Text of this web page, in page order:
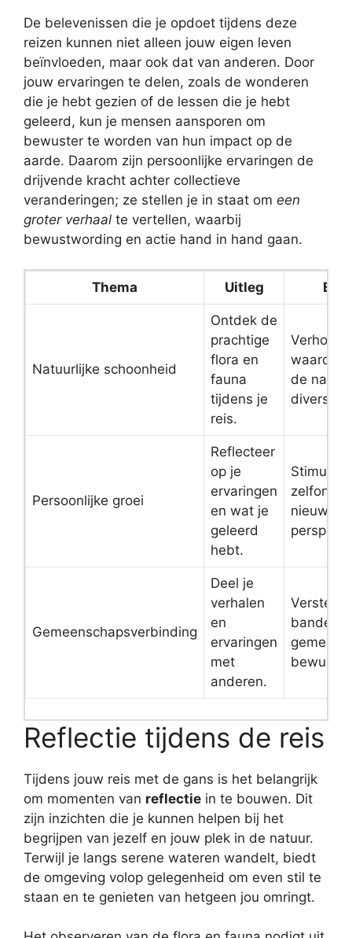
De belevenissen die je opdoet tijdens deze
reizen kunnen niet alleen jouw eigen leven
beïnvloeden, maar ook dat van anderen. Door
jouw ervaringen te delen, zoals de wonderen
die je hebt gezien of de lessen die je hebt
geleerd, kun je mensen aansporen om
bewuster te worden van hun impact op de
aarde. Daarom zijn persoonlijke ervaringen de
drijvende kracht achter collectieve
veranderingen; ze stellen je in staat om een
groter verhaal te vertellen, waarbij
bewustwording en actie hand in hand gaan.
Thema Uitleg
Natuurlijke schoonheid
Ontdek de
prachtige
flora en
fauna
tijdens je
reis.
de
Persoonlijke groei
Reflecteer
op je
ervaringen
en wat je
geleerd
hebt.
nieuwe
Gemeenschapsverbinding
Deel je
verhalen
en
ervaringen
met
anderen.
Versterkt
banden
Reflectie tijdens de reis
Tijdens jouw reis met de gans is het belangrijk
om momenten van reflectie in te bouwen. Dit
zijn inzichten die je kunnen helpen bij het
begrijpen van jezelf en jouw plek in de natuur.
Terwijl je langs serene wateren wandelt, biedt
de omgeving volop gelegenheid om even stil te
staan en te genieten van hetgeen jou omringt.